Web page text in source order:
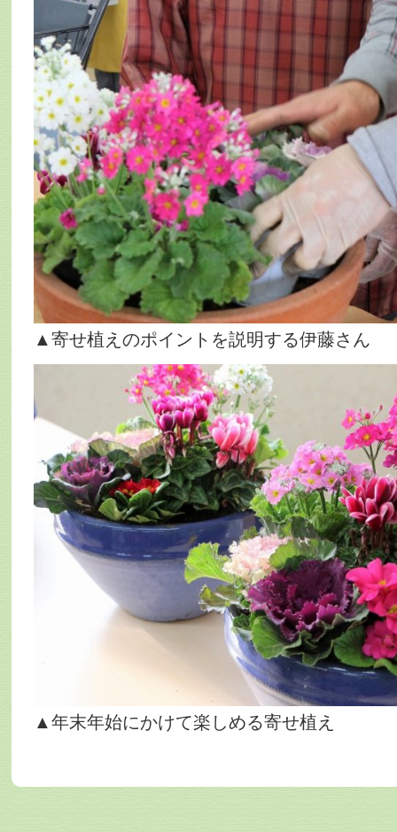
▲寄せ植えのポイントを説明する伊藤さん
▲年末年始にかけて楽しめる寄せ植え